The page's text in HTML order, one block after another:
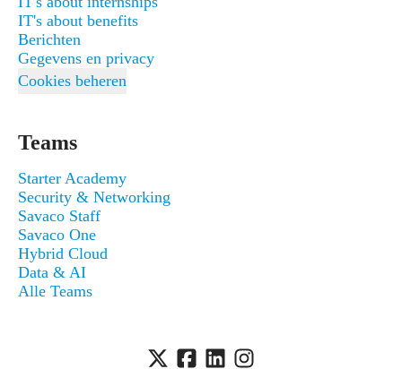
IT's about benefits
Berichten
Gegevens en privacy
Cookies beheren
Teams
Starter Academy
Security & Networking
Savaco Staff
Savaco One
Hybrid Cloud
Data & AI
Alle Teams